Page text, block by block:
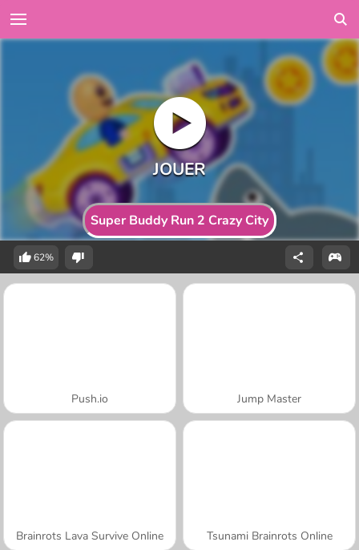
Super Buddy Run 2 Crazy City
62%
Push.io Jump Master
Brainrots Lava Survive Online Tsunami Brainrots Online